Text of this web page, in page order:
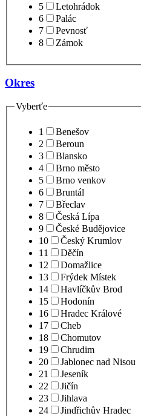
5
Letohrádok
6
Palác
7
Pevnosť
8
Zámok
Okres
Vyberťe
1
Benešov
2
Beroun
3
Blansko
4
Brno město
5
Brno venkov
6
Bruntál
7
Břeclav
8
Česká Lípa
9
České Budějovice
10
Český Krumlov
11
Děčín
12
Domažlice
13
Frýdek Místek
14
Havlíčkův Brod
15
Hodonín
16
Hradec Králové
17
Cheb
18
Chomutov
19
Chrudim
20
Jablonec nad Nisou
21
Jeseník
22
Jičín
23
Jihlava
24
Jindřichův Hradec